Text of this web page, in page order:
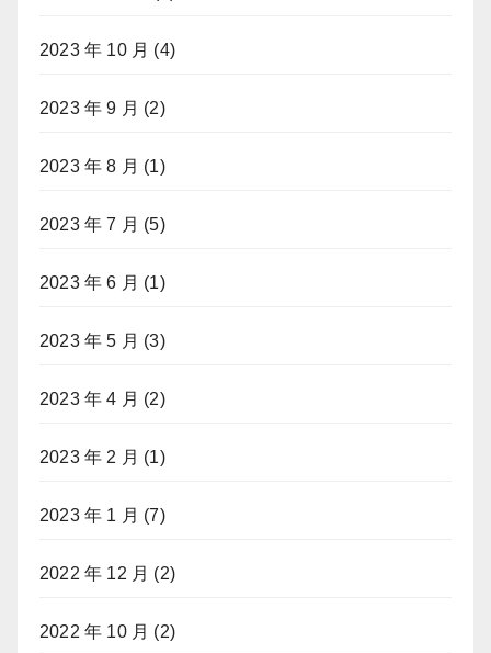
2023 年 10 月 (4)
2023 年 9 月 (2)
2023 年 8 月 (1)
2023 年 7 月 (5)
2023 年 6 月 (1)
2023 年 5 月 (3)
2023 年 4 月 (2)
2023 年 2 月 (1)
2023 年 1 月 (7)
2022 年 12 月 (2)
2022 年 10 月 (2)